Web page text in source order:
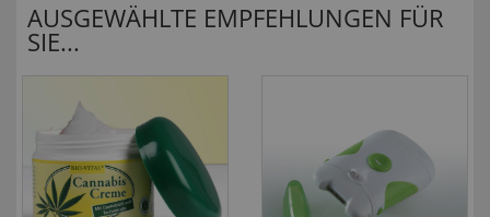
AUSGEWÄHLTE EMPFEHLUNGEN FÜR
SIE...